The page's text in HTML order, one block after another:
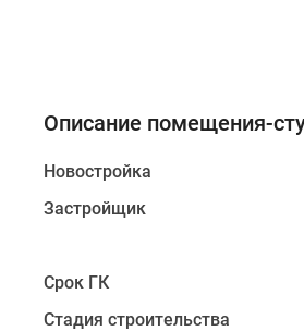
Описание помещения-
Новостройка
Застройщик
Срок ГК
Стадия строительства